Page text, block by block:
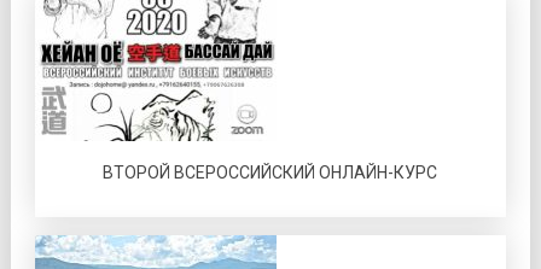
ВТОРОЙ ВСЕРОССИЙСКИЙ ОНЛАЙН-КУРС